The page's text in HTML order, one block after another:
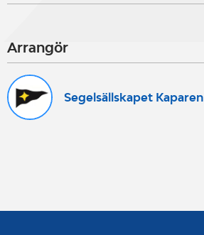
Arrangör
Segelsällskapet Kaparen